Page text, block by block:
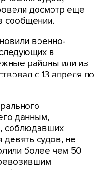
военно-
районы или из
с 13 апреля по
соблюдавших
судов, не
более чем 50
через зону